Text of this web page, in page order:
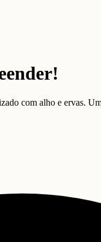
com alho e ervas.